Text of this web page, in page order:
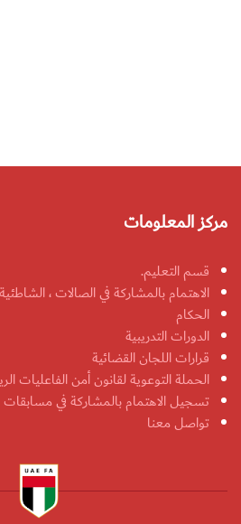
مركز المعلومات
قسم التعليم.
الاهتمام بالمشاركة في الصالات ،
الحكام
الدورات التدريبية
قرارات اللجان القضائية
الحملة التوعوية لقانون أمن الفاعليات
تسجيل الاهتمام بالمشاركة في مسابقات
تواصل معنا